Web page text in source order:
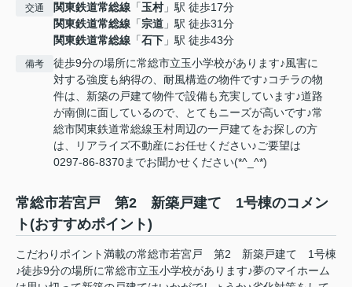
交通 関東鉄道常総線 「玉村」駅 徒歩17分
関東鉄道常総線 「宗道 」駅 徒歩31分
関東鉄道常総線 「石下 」駅 徒歩43分
備考
徒歩9分の場所に常総市立玉小学校があります♪風害に
対する強度も納得の、耐風構造の物件です♪コチラの物
件は、新築の戸建て物件で設備も充実しています♪道路
が南側に面しているので、とてもニーズが高いです♪常
総市関東鉄道常総線玉村周辺の一戸建てをお探しの方
は、リアライズ不動産にお任せください♪ご要望は
0297-86-8370までお聞かせください(*^_^*)
常総市若宮戸 第2 新築戸建て 1号棟のコメン
ト(おすすめポイント)
こだわりポイント満載の常総市若宮戸 第2 新築戸建て 1号棟
♪徒歩9分の場所に常総市立玉小学校があります♪夢のマイホーム